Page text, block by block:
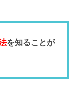
を知ることが